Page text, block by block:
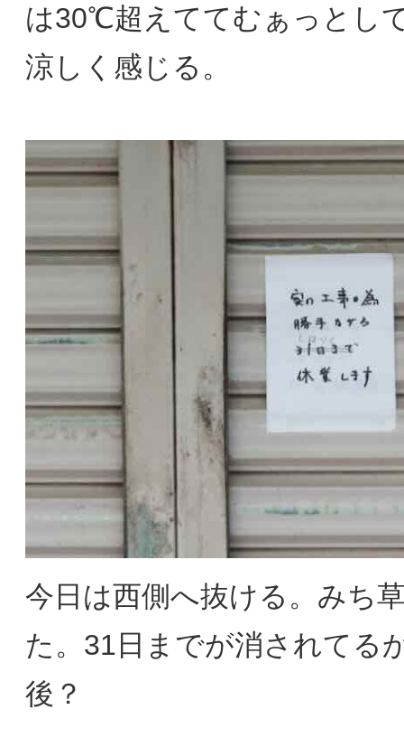
は30℃超えててむぁっとし
涼しく感じる。
今日は西側へ抜ける。みち
た。31日までが消されてる
後？